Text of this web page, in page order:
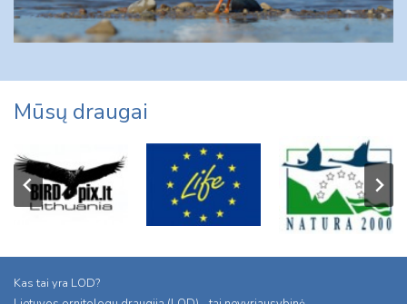
Mūsų draugai
Kas tai yra LOD?